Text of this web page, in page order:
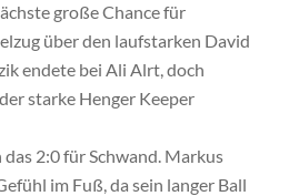
große Chance für
über den laufstarken David
endete bei Ali Alrt, doch
starke Henger Keeper
2:0 für Schwand. Markus
im Fuß, da sein langer Ball